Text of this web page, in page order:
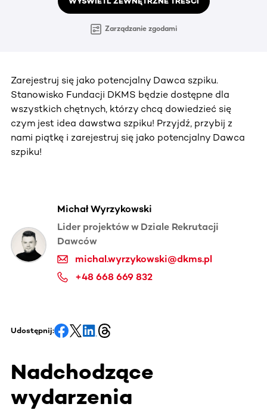
Zarządzanie zgodami
Zarejestruj się jako potencjalny Dawca szpiku.
Stanowisko Fundacji DKMS będzie dostępne dla
wszystkich chętnych, którzy chcą dowiedzieć się
czym jest idea dawstwa szpiku! Przyjdź, przybij z
nami piątkę i zarejestruj się jako potencjalny Dawca
szpiku!
Michał Wyrzykowski
Lider projektów w Dziale Rekrutacji
Dawców
michal.wyrzykowski@dkms.pl
+48 668 669 832
Udostępnij:
Nadchodzące
wydarzenia